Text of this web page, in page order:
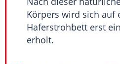
Körpers wird sich auf
Haferstrohbett erst
erholt.